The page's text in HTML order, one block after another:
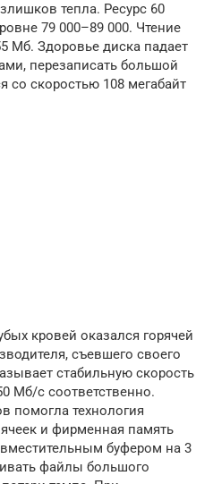
тепла. Ресурс 60
79 000–89 000. Чтение
Мб. Здоровье диска падает
перезаписать большой
со скоростью 108 мегабайт
кровей оказался горячей
съевшего своего
стабильную скорость
Мб/с соответственно.
помогла технология
и фирменная память
вместительным буфером на 3
файлы большого